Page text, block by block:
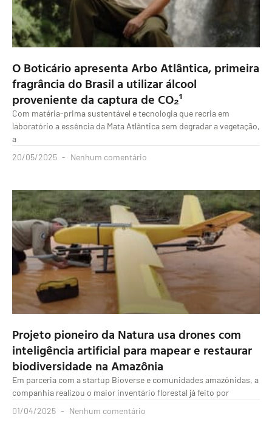
O Boticário apresenta Arbo Atlântica, primeira
fragrância do Brasil a utilizar álcool
proveniente da captura de CO₂¹
Com matéria-prima sustentável e tecnologia que recria em
laboratório a essência da Mata Atlântica sem degradar a vegetação,
a
20/05/2025
Nenhum comentário
Projeto pioneiro da Natura usa drones com
inteligência artificial para mapear e restaurar
biodiversidade na Amazônia
Em parceria com a startup Bioverse e comunidades amazônidas, a
companhia realizou o maior inventário florestal já feito por
01/04/2025
Nenhum comentário